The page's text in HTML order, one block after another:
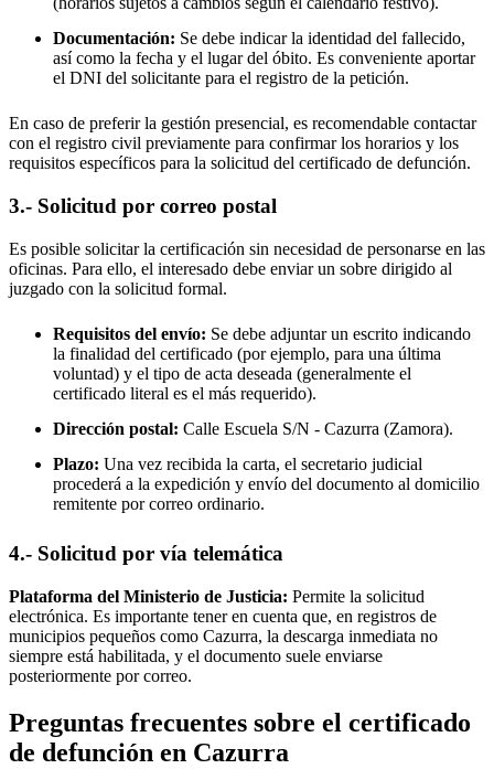
Documentación: Se debe indicar la identidad del fallecido,
así como la fecha y el lugar del óbito. Es conveniente aportar
el DNI del solicitante para el registro de la petición.
En caso de preferir la gestión presencial, es recomendable contactar
con el registro civil previamente para confirmar los horarios y los
requisitos específicos para la solicitud del certificado de defunción.
3.- Solicitud por correo postal
Es posible solicitar la certificación sin necesidad de personarse en las
oficinas. Para ello, el interesado debe enviar un sobre dirigido al
juzgado con la solicitud formal.
Requisitos del envío: Se debe adjuntar un escrito indicando
la finalidad del certificado (por ejemplo, para una última
voluntad) y el tipo de acta deseada (generalmente el
certificado literal es el más requerido).
Dirección postal: Calle Escuela S/N - Cazurra (Zamora).
Plazo: Una vez recibida la carta, el secretario judicial
procederá a la expedición y envío del documento al domicilio
remitente por correo ordinario.
4.- Solicitud por vía telemática
Plataforma del Ministerio de Justicia: Permite la solicitud
electrónica. Es importante tener en cuenta que, en registros de
municipios pequeños como Cazurra, la descarga inmediata no
siempre está habilitada, y el documento suele enviarse
posteriormente por correo.
Preguntas frecuentes sobre el certificado
de defunción en Cazurra